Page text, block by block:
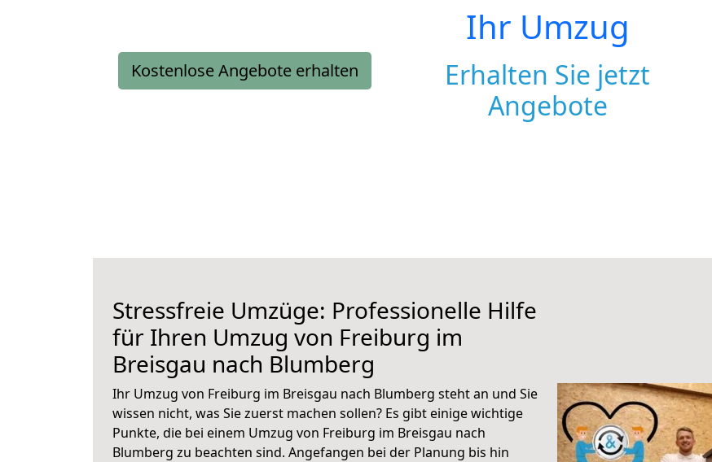
Kostenlose Angebote erhalten
Ihr Umzug
Erhalten Sie jetzt
Angebote
Stressfreie Umzüge: Professionelle Hilfe
für Ihren Umzug von Freiburg im
Breisgau nach Blumberg
Ihr Umzug von Freiburg im Breisgau nach Blumberg steht an und Sie
wissen nicht, was Sie zuerst machen sollen? Es gibt einige wichtige
Punkte, die bei einem Umzug von Freiburg im Breisgau nach
Blumberg zu beachten sind. Angefangen bei der Planung bis hin